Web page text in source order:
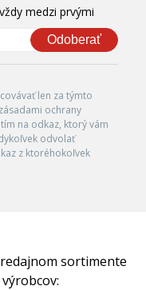
medzi prvými
Odoberať
len za týmto
ochrany
na odkaz, ktorý vám
odvolať
z ktoréhokoľvek
sortimente